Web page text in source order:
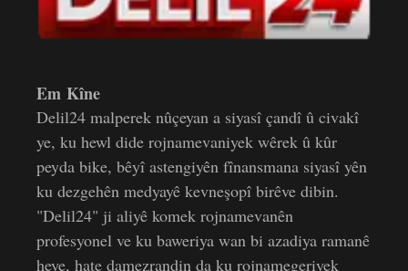
Em Kîne
Delil24 malperek nûçeyan a siyasî çandî û civakî
ye, ku hewl dide rojnamevaniyek wêrek û kûr
peyda bike, bêyî astengiyên fînansmana siyasî yên
ku dezgehên medyayê kevneşopî birêve dibin.
"Delil24" ji aliyê komek rojnamevanên
profesyonel ve ku baweriya wan bi azadiya ramanê
heye, hate damezrandin da ku rojnamegeriyek